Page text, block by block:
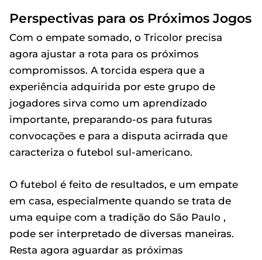
Perspectivas para os Próximos Jogos
Com o empate somado, o Tricolor precisa
agora ajustar a rota para os próximos
compromissos. A torcida espera que a
experiência adquirida por este grupo de
jogadores sirva como um aprendizado
importante, preparando-os para futuras
convocações e para a disputa acirrada que
caracteriza o futebol sul-americano.
O futebol é feito de resultados, e um empate
em casa, especialmente quando se trata de
uma equipe com a tradição do São Paulo ,
pode ser interpretado de diversas maneiras.
Resta agora aguardar as próximas